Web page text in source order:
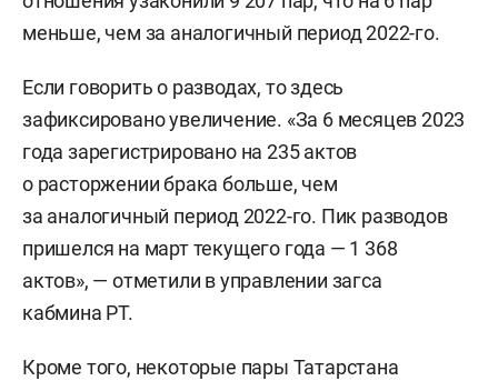
меньше, чем за аналогичный период 2022-го.
Если говорить о разводах, то здесь
зафиксировано увеличение. «За 6 месяцев 2023
года зарегистрировано на 235 актов
о расторжении брака больше, чем
за аналогичный период 2022-го. Пик разводов
пришелся на март текущего года — 1 368
актов», — отметили в управлении загса
кабмина РТ.
Кроме того, некоторые пары Татарстана